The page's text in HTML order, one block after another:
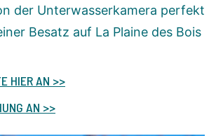
der Unterwasserkamera perfekt
Besatz auf La Plaine des Bois
HIER AN >>
AN >>